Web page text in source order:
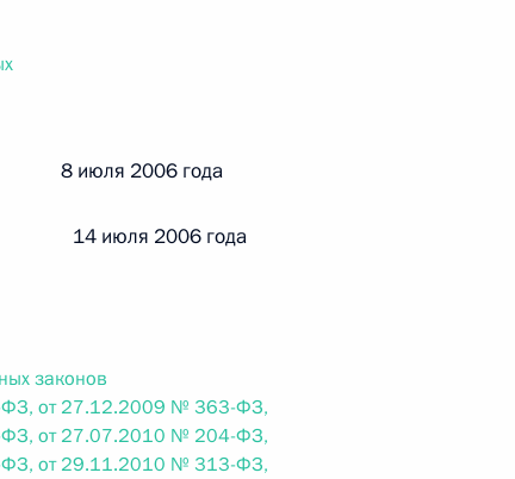
№ 256-ФЗ
«О присяжных заседателях федеральных судов общей
№ 263-ФЗ
закона «О государственной регистрации
8 июля 2006 года
14 июля 2006 года
законов
от 27.12.2009 № 363-ФЗ,
от 27.07.2010 № 204-ФЗ,
от 29.11.2010 № 313-ФЗ,